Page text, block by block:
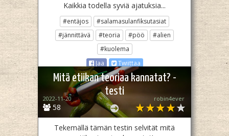
Kaikkia todella syviä ajatuksia...
#entäjos
#salamasulanfiksutasiat
#jännittävä
#teoria #pöö
#alien
#kuolema
Jaa
Twiittaa
Mitä etiikan teoriaa kannatat? -
testi
58
2022-11-20 robin4ever
Tekemällä tämän testin selvität mitä